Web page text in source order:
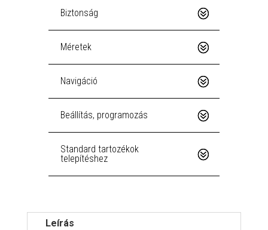
Biztonság
Méretek
Navigáció
Beállítás, programozás
Standard tartozékok
telepítéshez
Leírás